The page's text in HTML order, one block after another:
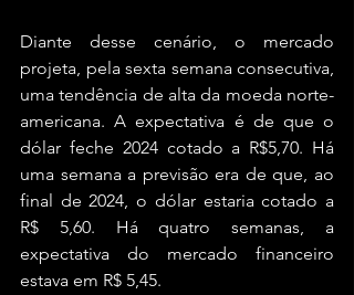
Diante desse cenário, o mercado
projeta, pela sexta semana consecutiva,
uma tendência de alta da moeda norte-
americana. A expectativa é de que o
dólar feche 2024 cotado a R$5,70. Há
uma semana a previsão era de que, ao
final de 2024, o dólar estaria cotado a
R$ 5,60. Há quatro semanas, a
expectativa do mercado financeiro
estava em R$ 5,45.